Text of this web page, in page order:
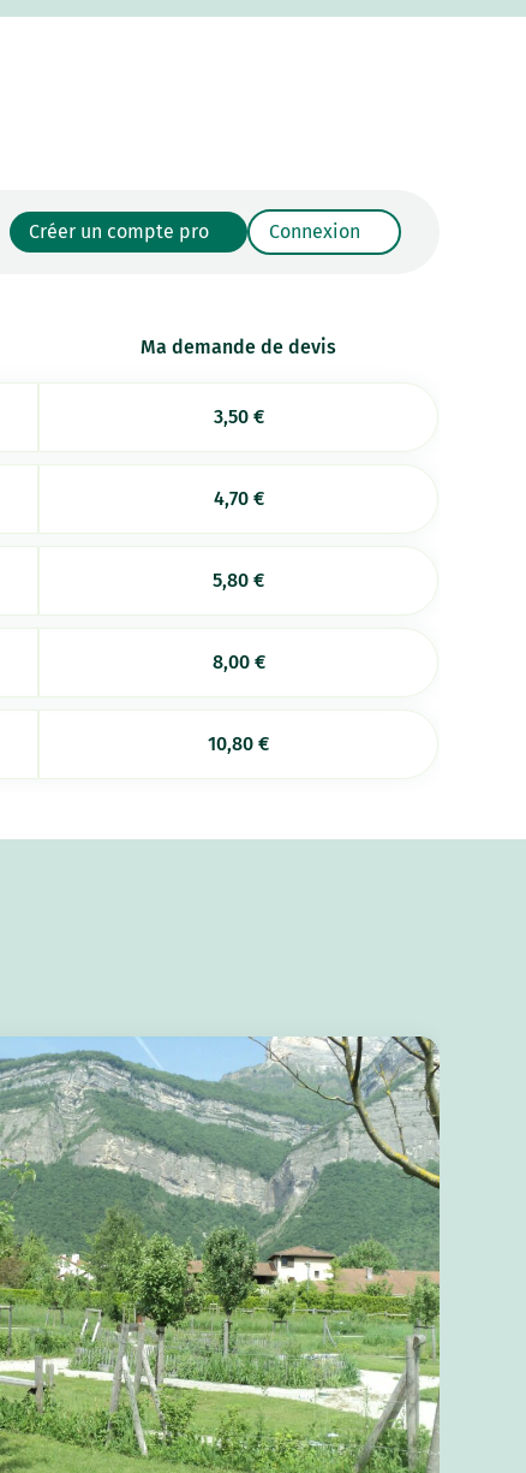
Créer un compte pro Connexion
Ma demande de devis
3,50 €
4,70 €
5,80€
8,00 €
10,80€